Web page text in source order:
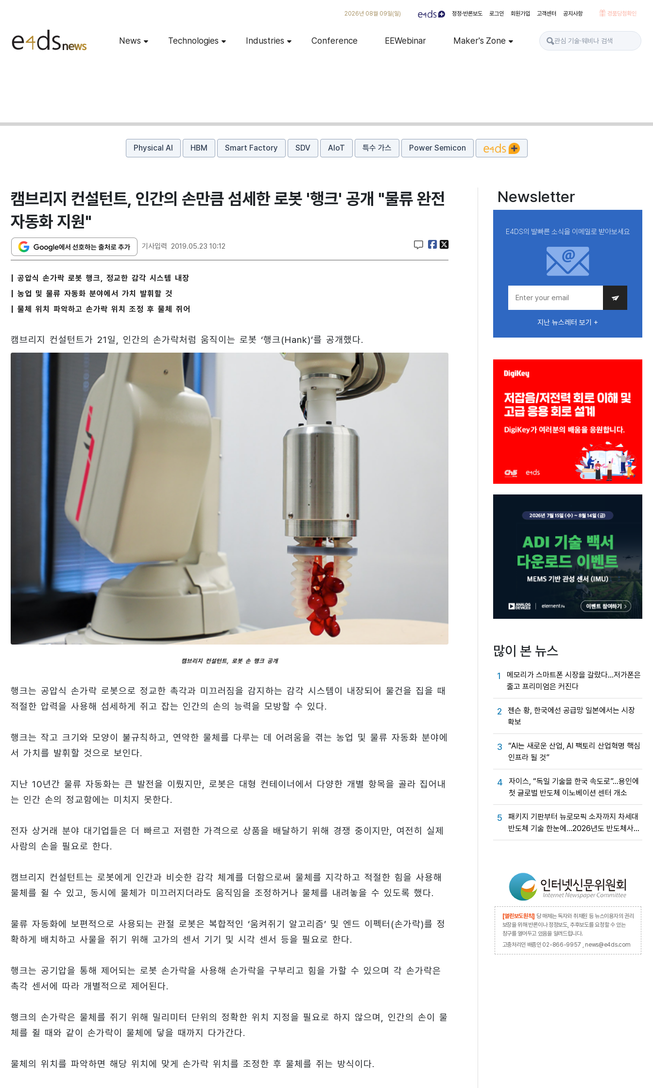
2026년 08월 09일(일) 정정·반론보도 로그인 회원가입 고객센터 공지사항 경품당첨확인
News Technologies Industries Conference EEWebinar Maker's Zone
Physical AI HBM Smart Factory SDV AIoT 특수 가스 Power Semicon
​캠브리지 컨설턴트, 인간의 손만큼 섬세한 로봇 '행크' 공개 "물류 완전
자동화 지원"
기사입력 2019.05.23 10:12
| 공압식 손가락 로봇 행크, 정교한 감각 시스템 내장
| 농업 및 물류 자동화 분야에서 가치 발휘할 것
| 물체 위치 파악하고 손가락 위치 조정 후 물체 쥐어
캠브리지 컨설턴트가 21일, 인간의 손가락처럼 움직이는 로봇 ‘행크(Hank)’를 공개했다.
캠브리지 컨설턴트, 로봇 손 행크 공개
행크는 공압식 손가락 로봇으로 정교한 촉각과 미끄러짐을 감지하는 감각 시스템이 내장되어 물건을 집을 때
적절한 압력을 사용해 섬세하게 쥐고 잡는 인간의 손의 능력을 모방할 수 있다.
행크는 작고 크기와 모양이 불규칙하고, 연약한 물체를 다루는 데 어려움을 겪는 농업 및 물류 자동화 분야에
서 가치를 발휘할 것으로 보인다.
지난 10년간 물류 자동화는 큰 발전을 이뤘지만, 로봇은 대형 컨테이너에서 다양한 개별 항목을 골라 집어내
는 인간 손의 정교함에는 미치지 못한다.
전자 상거래 분야 대기업들은 더 빠르고 저렴한 가격으로 상품을 배달하기 위해 경쟁 중이지만, 여전히 실제
사람의 손을 필요로 한다.
캠브리지 컨설턴트는 로봇에게 인간과 비슷한 감각 체계를 더함으로써 물체를 지각하고 적절한 힘을 사용해
물체를 쥘 수 있고, 동시에 물체가 미끄러지더라도 움직임을 조정하거나 물체를 내려놓을 수 있도록 했다.
물류 자동화에 보편적으로 사용되는 관절 로봇은 복합적인 ‘움켜쥐기 알고리즘’ 및 엔드 이펙터(손가락)를 정
확하게 배치하고 사물을 쥐기 위해 고가의 센서 기기 및 시각 센서 등을 필요로 한다.
행크는 공기압을 통해 제어되는 로봇 손가락을 사용해 손가락을 구부리고 힘을 가할 수 있으며 각 손가락은
촉각 센서에 따라 개별적으로 제어된다.
행크의 손가락은 물체를 쥐기 위해 밀리미터 단위의 정확한 위치 지정을 필요로 하지 않으며, 인간의 손이 물
체를 쥘 때와 같이 손가락이 물체에 닿을 때까지 다가간다.
물체의 위치를 파악하면 해당 위치에 맞게 손가락 위치를 조정한 후 물체를 쥐는 방식이다.
Newsletter
E4DS의 발빠른 소식을 이메일로 받아보세요
지난 뉴스레터 보기 +
많이 본 뉴스
1
메모리가 스마트폰 시장을 갈랐다…저가폰은
줄고 프리미엄은 커진다
2
젠슨 황, 한국에선 공급망 일본에서는 시장
확보
3
“AI는 새로운 산업, AI 팩토리 산업혁명 핵심
인프라 될 것”
4
자이스, “독일 기술을 한국 속도로”…용인에
첫 글로벌 반도체 이노베이션 센터 개소
5
패키지 기판부터 뉴로모픽 소자까지 차세대
반도체 기술 한눈에…2026년도 반도체사업
성과교류회
[열린보도원칙] 당 매체는 독자와 취재원 등 뉴스이용자의 권리
보장을 위해 반론이나 정정보도, 추후보도를 요청할 수 있는
창구를 열어두고 있음을 알려드립니다.
고충처리인 배종인 02-866-9957 , news@e4ds.com